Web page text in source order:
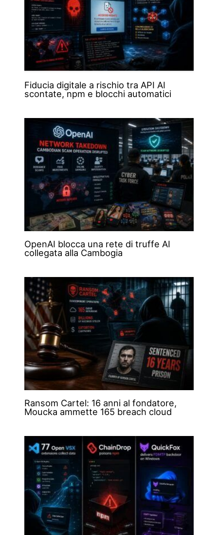
Fiducia digitale a rischio tra API AI
scontate, npm e blocchi automatici
OpenAI blocca una rete di truffe AI
collegata alla Cambogia
Ransom Cartel: 16 anni al fondatore,
Moucka ammette 165 breach cloud